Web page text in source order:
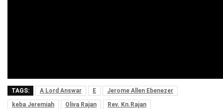
TAGS: A Lord Answar E
Jerome Allen Ebenezer
keba Jeremiah
Oliva Rajan
Rev. Kn.Rajan